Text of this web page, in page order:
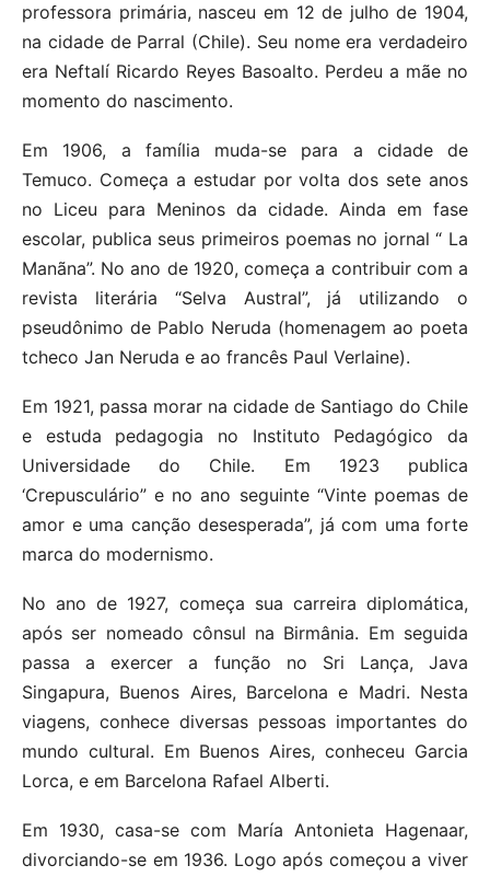
professora primária, nasceu em 12 de julho de 1904,
na cidade de Parral (Chile). Seu nome era verdadeiro
era Neftalí Ricardo Reyes Basoalto. Perdeu a mãe no
momento do nascimento.
Em 1906, a família muda-se para a cidade de
Temuco. Começa a estudar por volta dos sete anos
no Liceu para Meninos da cidade. Ainda em fase
escolar, publica seus primeiros poemas no jornal “ La
Manãna”. No ano de 1920, começa a contribuir com a
revista literária “Selva Austral”, já utilizando o
pseudônimo de Pablo Neruda (homenagem ao poeta
tcheco Jan Neruda e ao francês Paul Verlaine).
Em 1921, passa morar na cidade de Santiago do Chile
e estuda pedagogia no Instituto Pedagógico da
Universidade do Chile. Em 1923 publica
‘Crepusculário” e no ano seguinte “Vinte poemas de
amor e uma canção desesperada”, já com uma forte
marca do modernismo.
No ano de 1927, começa sua carreira diplomática,
após ser nomeado cônsul na Birmânia. Em seguida
passa a exercer a função no Sri Lança, Java
Singapura, Buenos Aires, Barcelona e Madri. Nesta
viagens, conhece diversas pessoas importantes do
mundo cultural. Em Buenos Aires, conheceu Garcia
Lorca, e em Barcelona Rafael Alberti.
Em 1930, casa-se com María Antonieta Hagenaar,
divorciando-se em 1936. Logo após começou a viver